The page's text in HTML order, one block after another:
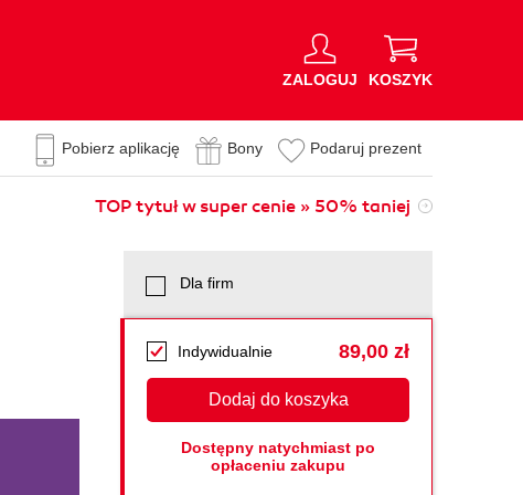
ZALOGUJ KOSZYK
Pobierz aplikację Bony Podaruj prezent
TOP tytuł w super cenie » 50% taniej
Dla firm
Indywidualnie 89,00 zł
Dodaj do koszyka
Dostępny natychmiast po
opłaceniu zakupu